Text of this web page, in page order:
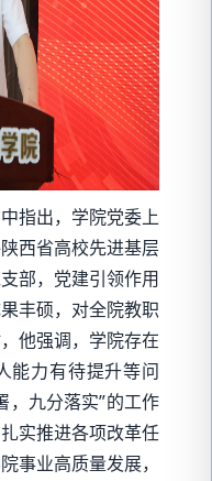
指出，学院党委上
西省高校先进基层
部，党建引领作用
丰硕，对全院教职
他强调，学院存在
能力有待提升等问
，九分落实”的工作
实推进各项改革任
事业高质量发展，